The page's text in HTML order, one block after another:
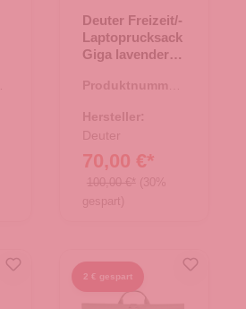
Deuter Freizeit/-
Laptoprucksack
Giga lavender-
Produktnummer:
Hersteller:
Deuter
70,00 €*
100,00 €* (30%
gespart)
2 € gespart